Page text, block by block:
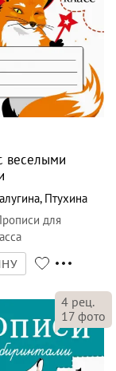
веселыми
, Птухина
для
4 рец.
17 фото